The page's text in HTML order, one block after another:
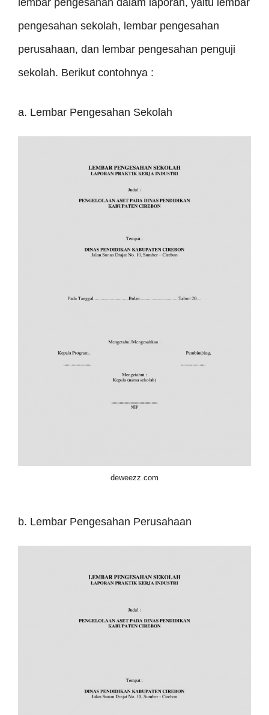
lembar pengesahan dalam laporan, yaitu lembar
pengesahan sekolah, lembar pengesahan
perusahaan, dan lembar pengesahan penguji
sekolah. Berikut contohnya :
a. Lembar Pengesahan Sekolah
deweezz.com
b. Lembar Pengesahan Perusahaan